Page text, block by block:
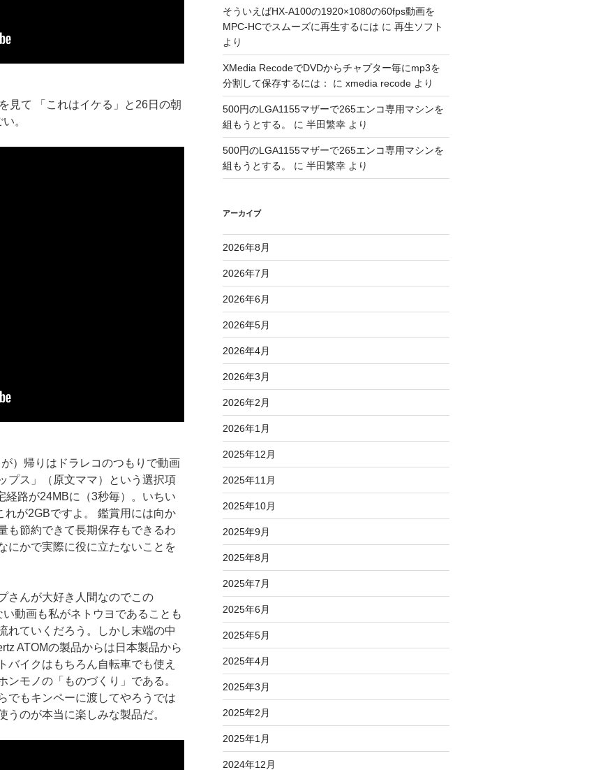
見て 「これはイケる」と26日の朝
。
）帰りはドラレコのつもりで動画
プス」（原文ママ）という選択項
経路が24MBに（3秒毎）。いちい
が2GBですよ。 鑑賞用には向か
も節約できて長期保存もできるわ
にかで実際に役に立たないことを
さんが大好き人間なのでこの
動画も私がネトウヨであることも
れていくだろう。しかし末端の中
ATOMの製品からは日本製品から
バイクはもちろん自転車でも使え
ンモノの「ものづくり」である。
でもキンペーに渡してやろうでは
のが本当に楽しみな製品だ。
そういえばHX-A100の1920×1080の60fps動画を
MPC-HCでスムーズに再生するには に 再生ソフト
より
XMedia RecodeでDVDからチャプター毎にmp3を
分割して保存するには：
に xmedia recodeより
500円のLGA1155マザーで265エンコ専用マシンを
組もうとする。
に 半田繁幸より
500円のLGA1155マザーで265エンコ専用マシンを
組もうとする。
に 半田繁幸より
アーカイブ
2026年8月
2026年7月
2026年6月
2026年5月
2026年4月
2026年3月
2026年2月
2026年1月
2025年12月
2025年11月
2025年10月
2025年9月
2025年8月
2025年7月
2025年6月
2025年5月
2025年4月
2025年3月
2025年2月
2025年1月
2024年12月